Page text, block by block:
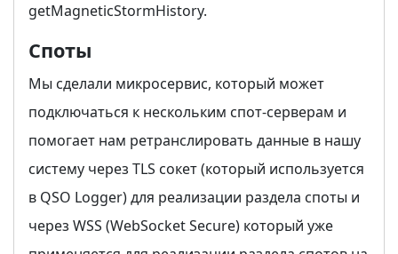
getMagneticStormHistory.
Споты
Мы сделали микросервис, который может
подключаться к нескольким спот-серверам и
помогает нам ретранслировать данные в нашу
систему через TLS сокет (который используется
в QSO Logger) для реализации раздела споты и
через WSS (WebSocket Secure) который уже